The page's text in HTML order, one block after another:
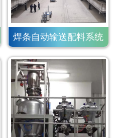
焊条自动输送配料系统